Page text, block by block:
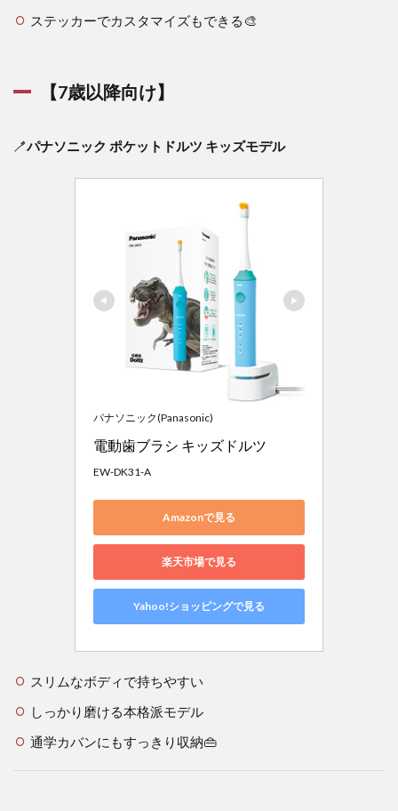
ステッカーでカスタマイズもできる🎨
【7歳以降向け】
🪥パナソニック ポケットドルツ キッズモデル
パナソニック(Panasonic)
電動歯ブラシ キッズドルツ
EW-DK31-A
Amazonで見る
楽天市場で見る
Yahoo!ショッピングで見る
スリムなボディで持ちやすい
しっかり磨ける本格派モデル
通学カバンにもすっきり収納👜